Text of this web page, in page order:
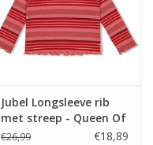
Jubel Longsleeve rib
met streep - Queen Of
Hearts l.Roze
€26,99 €18,89